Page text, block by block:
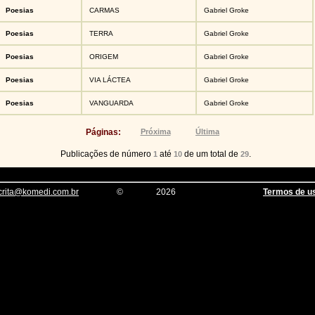
Poesias CARMAS Gabriel Groke
Poesias TERRA Gabriel Groke
Poesias ORIGEM Gabriel Groke
Poesias VIA LÁCTEA Gabriel Groke
Poesias VANGUARDA Gabriel Groke
Páginas: Próxima Última
Publicações de número 1até 10de um total de 29.
© 2026 Termos de